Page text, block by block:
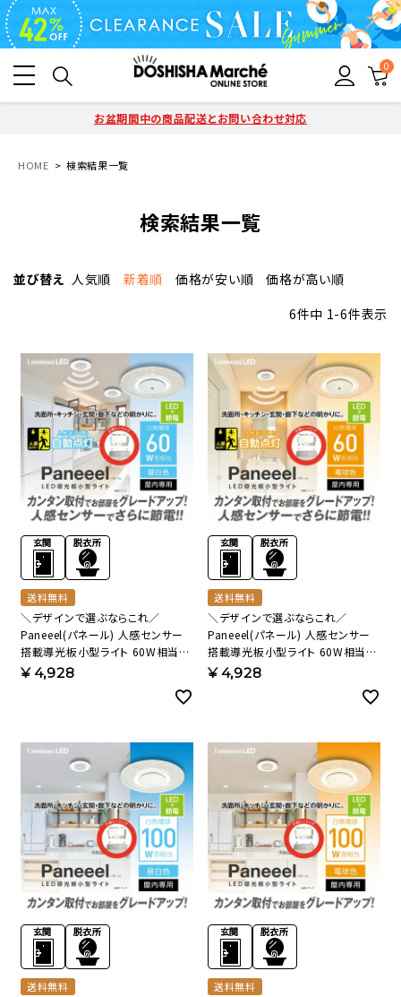
0
お盆期間中の商品配送とお問い合わせ対応
HOME 検索結果一覧
検索結果一覧
並び替え 人気順 新着順 価格が安い順
価格が高い順
6件中 1-6件表示
送料無料
＼デザインで選ぶならこれ／
Paneeel(パネール) 人感センサー
搭載導光板小型ライト 60W相当
昼白色 GSL-Y60NS 【SH】
¥4,928
送料無料
＼デザインで選ぶならこれ／
Paneeel(パネール) 人感センサー
搭載導光板小型ライト 60W相当
電球色 GSL-Y60LS 【SH】
¥4,928
送料無料 送料無料